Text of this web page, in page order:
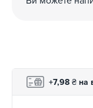
+7,98 ₴ на